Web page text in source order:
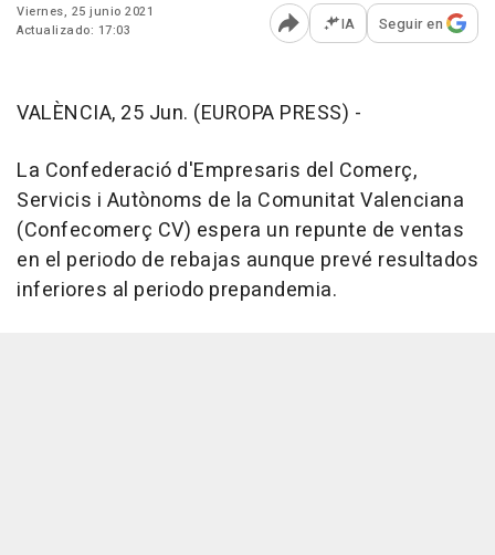
Viernes, 25 junio 2021
Actualizado: 17:03
Abrir opciones para
IA Seguir en
VALÈNCIA, 25 Jun. (EUROPA PRESS) -
La Confederació d'Empresaris del Comerç,
Servicis i Autònoms de la Comunitat Valenciana
(Confecomerç CV) espera un repunte de ventas
en el periodo de rebajas aunque prevé resultados
inferiores al periodo prepandemia.